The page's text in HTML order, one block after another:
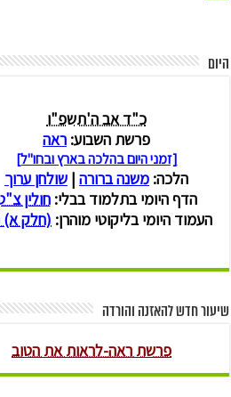
היום
שיעור חדש להאזנה והורדה